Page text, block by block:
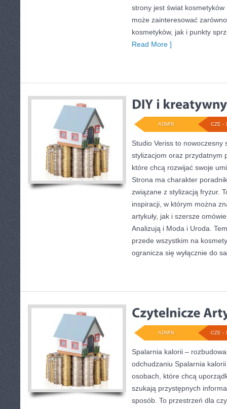
strony jest świat
może zainteresować
kosmetyków, jak i punkty
Read More ]
CZE -
ADMIN
Studio Veriss to nowoczesny
stylizacjom oraz przydatnym
które chcą rozwijać swoje
Strona ma charakter
związane z stylizacją fryzur.
inspiracji, w którym można
artykuły, jak i szersze
Analizują i Moda i Uroda.
przede wszystkim na
ogranicza się wyłącznie do
CZE -
ADMIN
Spalarnia kalorii –
odchudzaniu Spalarnia
osobach, które chcą
szukają przystępnych
sposób. To przestrzeń dla